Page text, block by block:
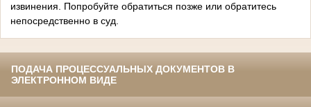
извинения. Попробуйте обратиться позже или обратитесь
непосредственно в суд.
ПОДАЧА ПРОЦЕССУАЛЬНЫХ ДОКУМЕНТОВ В
ЭЛЕКТРОННОМ ВИДЕ